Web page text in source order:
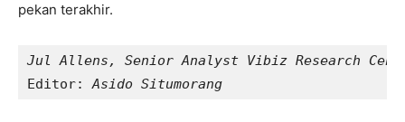
pekan terakhir.
Editor: Asido Situmorang